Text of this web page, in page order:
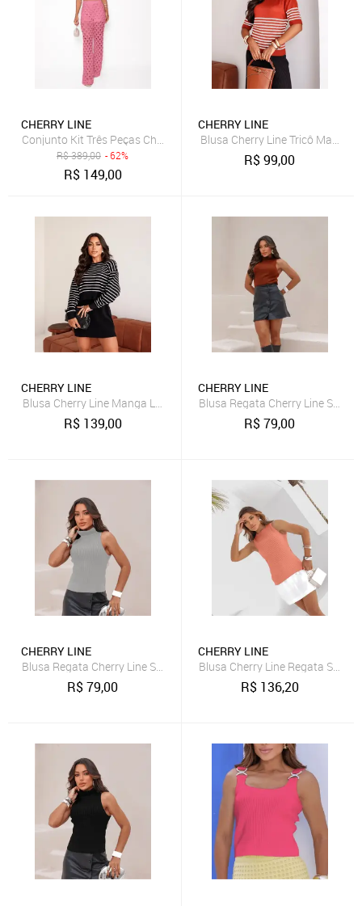
CHERRY LINE
Conjunto Kit Três Peças Cherry Line Top Faixa Cropped Calça
R$389,00 - 62%
R$ 149,00
CHERRY LINE
Blusa Cherry Line Tricô Manga
R$99,00
CHERRY LINE
Blusa Cherry Line Manga Longa Tricô Listrado Gola Redonda Preto
R$ 139,00
CHERRY LINE
Blusa Regata Cherry Line Sem
R$79,00
CHERRY LINE
Blusa Regata Cherry Line Sem Mangas Gola Alta Tricot Trança Cinza
R$79,00
CHERRY LINE
Blusa Cherry Line Regata Sem
R$ 136,20